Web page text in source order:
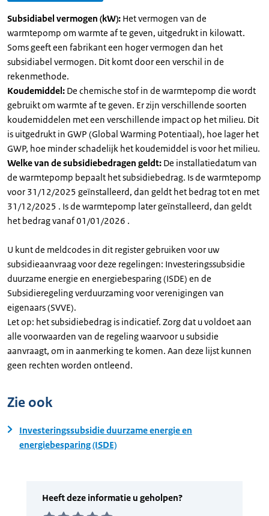
Subsidiabel vermogen (kW): Het vermogen van de
warmtepomp om warmte af te geven, uitgedrukt in kilowatt.
Soms geeft een fabrikant een hoger vermogen dan het
subsidiabel vermogen. Dit komt door een verschil in de
rekenmethode.
Koudemiddel: De chemische stof in de warmtepomp die wordt
gebruikt om warmte af te geven. Er zijn verschillende soorten
koudemiddelen met een verschillende impact op het milieu. Dit
is uitgedrukt in GWP (Global Warming Potentiaal), hoe lager het
GWP, hoe minder schadelijk het koudemiddel is voor het milieu.
Welke van de subsidiebedragen geldt: De installatiedatum van
de warmtepomp bepaalt het subsidiebedrag. Is de warmtepomp
voor 31/12/2025 geïnstalleerd, dan geldt het bedrag tot en met
31/12/2025 . Is de warmtepomp later geïnstalleerd, dan geldt
het bedrag vanaf 01/01/2026 .
U kunt de meldcodes in dit register gebruiken voor uw
subsidieaanvraag voor deze regelingen: Investeringssubsidie
duurzame energie en energiebesparing (ISDE) en de
Subsidieregeling verduurzaming voor verenigingen van
eigenaars (SVVE).
Let op: het subsidiebedrag is indicatief. Zorg dat u voldoet aan
alle voorwaarden van de regeling waarvoor u subsidie
aanvraagt, om in aanmerking te komen. Aan deze lijst kunnen
geen rechten worden ontleend.
Zie ook
Investeringssubsidie duurzame energie en
energiebesparing (ISDE)